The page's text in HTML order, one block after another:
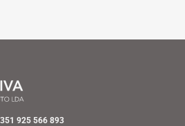
925 566 893